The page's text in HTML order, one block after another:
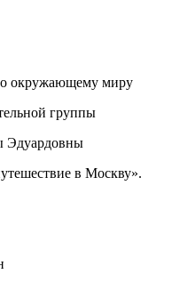
окружающему миру
группы
Эдуардовны
в Москву».